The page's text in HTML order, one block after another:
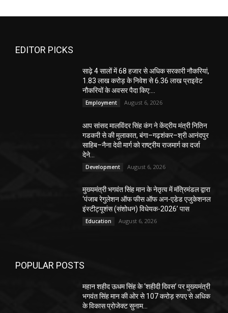
EDITOR PICKS
साढ़े 4 सालों में 68 हजार से अधिक सरकारी नौकरियां,
1.83 लाख करोड़ के निवेश से 6.36 लाख प्राइवेट
नौकरियों के अवसर पैदा किए:...
Employment August 6, 2026
आप सांसद मालविंदर सिंह कंग ने केंद्रीय मंत्री नितिन
गडकरी से की मुलाकात, बंगा–गढ़शंकर–श्री आनंदपुर
साहिब–नैना देवी मार्ग को राष्ट्रीय राजमार्ग का दर्जा
देने...
Development August 6, 2026
मुख्यमंत्री भगवंत सिंह मान के नेतृत्व में मंत्रिमंडल द्वारा
‘पंजाब रेगुलेशन ऑफ फीस ऑफ अन-एडेड एजुकेशनल
इंस्टीट्यूशंस (संशोधन) विधेयक-2026’ पास
Education August 6, 2026
POPULAR POSTS
महान शहीद ऊधम सिंह के ‘शहीदी दिवस’ पर मुख्यमंत्री
भगवंत सिंह मान की ओर से 107 करोड़ रुपए से अधिक
के विकास प्रोजेक्ट सुनाम...